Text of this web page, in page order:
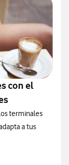
con el
terminales
a tus